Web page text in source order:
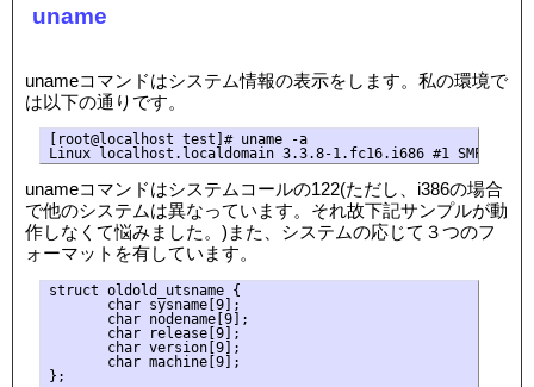
uname
unameコマンドはシステム情報の表示をします。私の環境で
は以下の通りです。
[root@localhost test]# uname -a
unameコマンドはシステムコールの122(ただし、i386の場合
で他のシステムは異なっています。それ故下記サンプルが動
作しなくて悩みました。)また、システムの応じて３つのフ
ォーマットを有しています。
struct oldold_utsname {
       char sysname[9];
       char nodename[9];
       char release[9];
       char version[9];
       char machine[9];
};